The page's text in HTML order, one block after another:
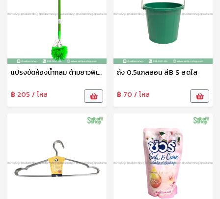
แปรงขัดห้องน้ำกลม ด้ามยาวพิเศษ No.TB17 Sunbrand
฿ 205 / โหล
ถัง 0.5แกลลอน สีB S สดใส
฿ 70 / โหล